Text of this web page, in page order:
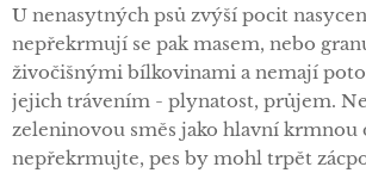
U nenasytných psů zvýší pocit
nepřekrmují se pak masem, nebo
živočišnými bílkovinami a nemají
jejich trávením - plynatost, průjem.
zeleninovou směs jako hlavní krmnou
nepřekrmujte, pes by mohl trpět